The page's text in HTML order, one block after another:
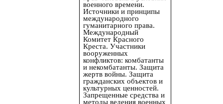
военного времени.
Источники и принципы
международного
гуманитарного права.
Международный
Комитет Красного
Креста. Участники
вооруженных
конфликтов: комбатанты
и некомбатанты. Защита
жертв войны. Защита
гражданских объектов и
культурных ценностей.
Запрещенные средства и
методы ведения военных